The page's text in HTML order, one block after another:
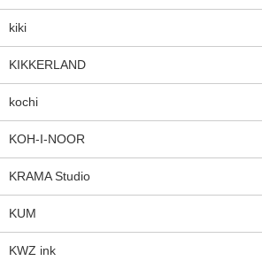
kiki
KIKKERLAND
kochi
KOH-I-NOOR
KRAMA Studio
KUM
KWZ ink